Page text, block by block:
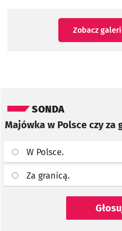
Zobacz
SONDA
Majówka w Polsce czy za
W Polsce.
Za granicą.